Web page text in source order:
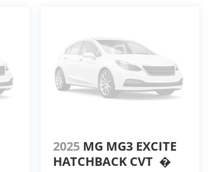
2025 MG MG3 EXCITE
HATCHBACK CVT �